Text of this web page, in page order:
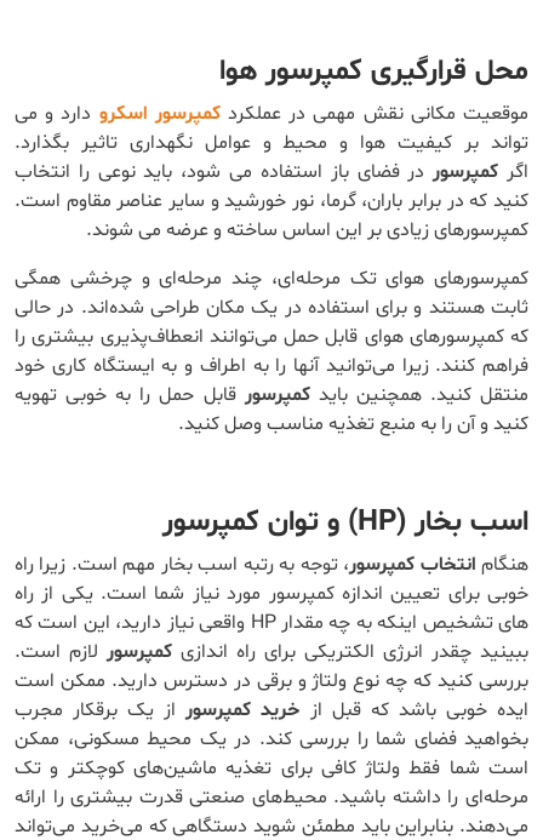
محل قرارگیری کمپرسور هوا
موقعیت مکانی نقش مهمی در عملکردکمپرسور اسکرو دارد و می
تواند بر کیفیت هوا و محیط و عوامل نگهداری تاثیر بگذارد.
اگر کمپرسوردر فضای باز استفاده می شود، باید نوعی را انتخاب
کنید که در برابر باران، گرما، نور خورشید و سایر عناصر مقاوم است.
کمپرسورهای زیادی بر این اساس ساخته و عرضه می شوند.
کمپرسورهای هوای تک مرحله‌ای، چند مرحله‌ای و چرخشی همگی
ثابت هستند و برای استفاده در یک مکان طراحی شده‌اند. در حالی
که کمپرسورهای هوای قابل حمل می‌توانند انعطاف‌پذیری بیشتری را
فراهم کنند. زیرا می‌توانید آنها را به اطراف و به ایستگاه کاری خود
منتقل کنید. همچنین بایدکمپرسور قابل حمل را به خوبی تهویه
کنید و آن را به منبع تغذیه مناسب وصل کنید.
اسب بخار(HP) و توان کمپرسور
هنگام انتخاب کمپرسور، توجه به رتبه اسب بخار مهم است. زیرا راه
خوبی برای تعیین اندازه کمپرسور مورد نیاز شما است. یکی از راه
‌های تشخیص اینکه به چه مقدار HP واقعی نیاز دارید، این است که
ببینید چقدر انرژی الکتریکی برای راه ‌اندازی کمپرسور لازم است.
بررسی کنید که چه نوع ولتاژ و برقی در دسترس دارید. ممکن است
ایده خوبی باشد که قبل از خرید کمپرسوراز یک برقکار مجرب
بخواهید فضای شما را بررسی کند. در یک محیط مسکونی، ممکن
است شما فقط ولتاژ کافی برای تغذیه ماشین‌های کوچکتر و تک
مرحله‌ای را داشته باشید. محیط‌های صنعتی قدرت بیشتری را ارائه
می‌دهند. بنابراین باید مطمئن شوید دستگاهی که می‌خرید می‌تواند